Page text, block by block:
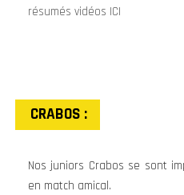
résumés vidéos ICI
CRABOS :
Nos juniors Crabos se sont
en match amical.